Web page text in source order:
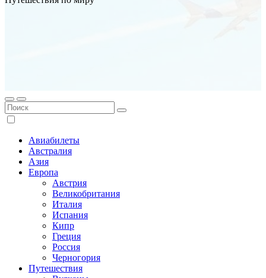
Авиабилеты
Австралия
Азия
Европа
Австрия
Великобритания
Италия
Испания
Кипр
Греция
Россия
Черногория
Путешествия